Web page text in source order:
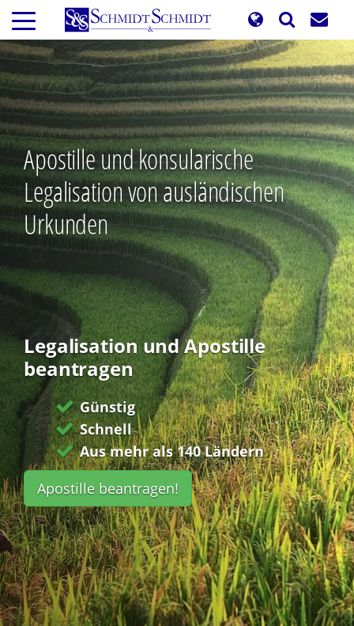
Direkt
zum
Inhalt
Apostille und konsularische
Legalisation von ausländischen
Urkunden
Legalisation und Apostille
beantragen
Günstig
Schnell
Aus mehr als 140 Ländern
Apostille beantragen!